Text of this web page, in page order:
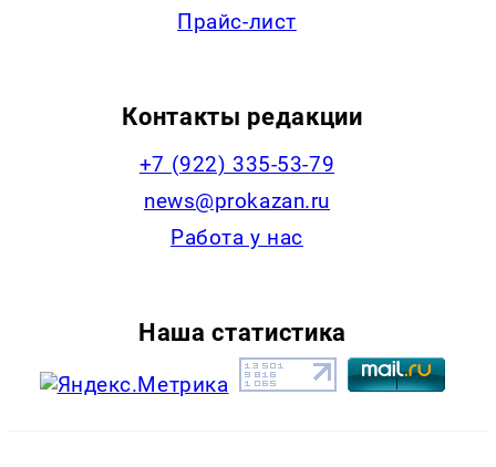
Прайс-лист
Контакты редакции
+7 (922) 335-53-79
news@prokazan.ru
Работа у нас
Наша статистика